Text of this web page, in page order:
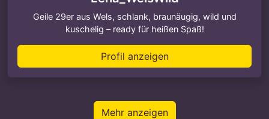
Geile 29er aus Wels, schlank, braunäugig, wild und
kuschelig – ready für heißen Spaß!
Profil anzeigen
Mehr anzeigen